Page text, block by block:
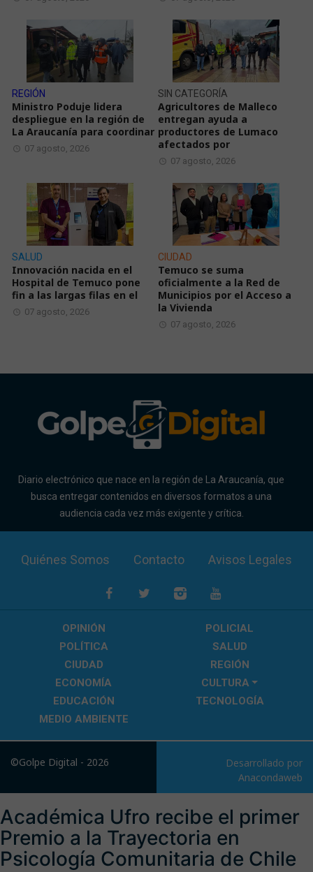
REGIÓN
Ministro Poduje lidera
despliegue en la región de
La Araucanía para coordinar
07 agosto, 2026
SIN CATEGORÍA
Agricultores de Malleco
entregan ayuda a
productores de Lumaco
afectados por
07 agosto, 2026
SALUD
Innovación nacida en el
Hospital de Temuco pone
fin a las largas filas en el
07 agosto, 2026
CIUDAD
Temuco se suma
oficialmente a la Red de
Municipios por el Acceso a
la Vivienda
07 agosto, 2026
Diario electrónico que nace en la región de La Araucanía, que
busca entregar contenidos en diversos formatos a una
audiencia cada vez más exigente y crítica.
Quiénes Somos Contacto Avisos Legales
OPINIÓN
POLICIAL
POLÍTICA
SALUD
CIUDAD
REGIÓN
ECONOMÍA
CULTURA
EDUCACIÓN
TECNOLOGÍA
MEDIO AMBIENTE
©Golpe Digital - 2026
Desarrollado por
Anacondaweb
Académica Ufro recibe el primer
Premio a la Trayectoria en
Psicología Comunitaria de Chile